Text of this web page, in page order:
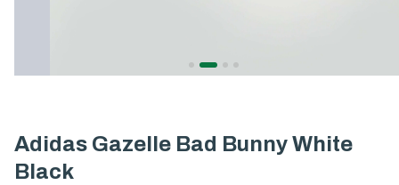
Adidas Gazelle Bad Bunny White
Black